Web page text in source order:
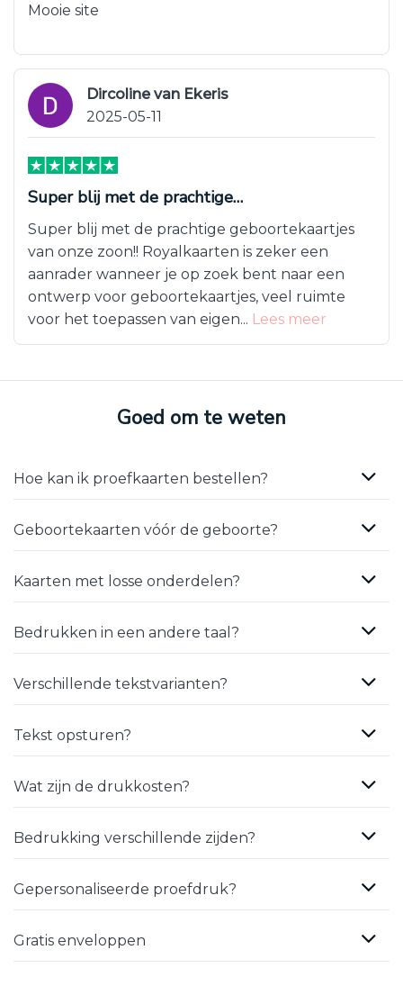
Mooie site
Dircoline van Ekeris
2025-05-11
Super blij met de prachtige…
Super blij met de prachtige geboortekaartjes
van onze zoon!! Royalkaarten is zeker een
aanrader wanneer je op zoek bent naar een
ontwerp voor geboortekaartjes, veel ruimte
voor het toepassen van eigen... Lees meer
Goed om te weten
Hoe kan ik proefkaarten bestellen?
Geboortekaarten vóór de geboorte?
Kaarten met losse onderdelen?
Bedrukken in een andere taal?
Verschillende tekstvarianten?
Tekst opsturen?
Wat zijn de drukkosten?
Bedrukking verschillende zijden?
Gepersonaliseerde proefdruk?
Gratis enveloppen